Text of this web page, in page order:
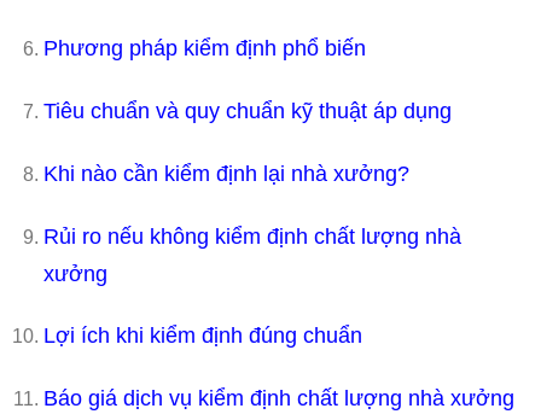
Phương pháp kiểm định phổ biến
Tiêu chuẩn và quy chuẩn kỹ thuật áp dụng
Khi nào cần kiểm định lại nhà xưởng?
Rủi ro nếu không kiểm định chất lượng nhà
xưởng
Lợi ích khi kiểm định đúng chuẩn
Báo giá dịch vụ kiểm định chất lượng nhà xưởng